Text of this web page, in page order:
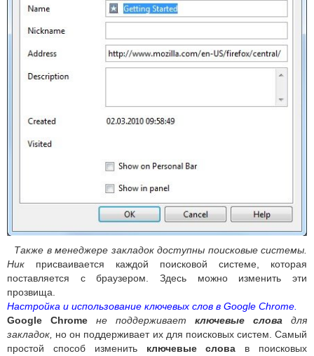
Также в менеджере закладок доступны поисковые системы.
Ник присваивается каждой поисковой системе, которая
поставляется с браузером. Здесь можно изменить эти
прозвища.
Настройка и использование ключевых слов в Google Chrome.
Google Chrome не поддерживает ключевые слова для
закладок, но он поддерживает их для поисковых систем. Самый
простой способ изменить ключевые слова в поисковых